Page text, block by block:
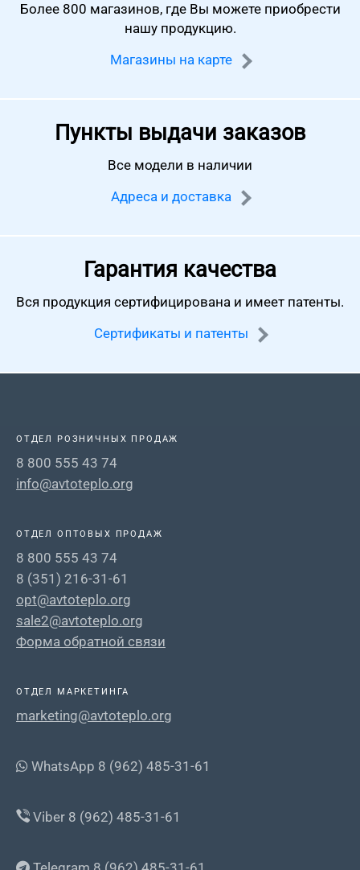
Более 800 магазинов, где Вы можете приобрести
нашу продукцию.
Магазины на карте
Пункты выдачи заказов
Все модели в наличии
Адреса и доставка
Гарантия качества
Вся продукция сертифицирована и имеет патенты.
Сертификаты и патенты
ОТДЕЛ РОЗНИЧНЫХ ПРОДАЖ
8 800 555 43 74
info@avtoteplo.org
ОТДЕЛ ОПТОВЫХ ПРОДАЖ
8 800 555 43 74
8 (351) 216-31-61
opt@avtoteplo.org
sale2@avtoteplo.org
Форма обратной связи
ОТДЕЛ МАРКЕТИНГА
marketing@avtoteplo.org
WhatsApp 8 (962) 485-31-61
Viber 8 (962) 485-31-61